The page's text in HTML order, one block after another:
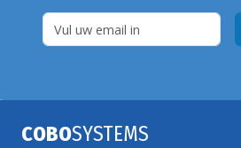
COBOSYSTEMS